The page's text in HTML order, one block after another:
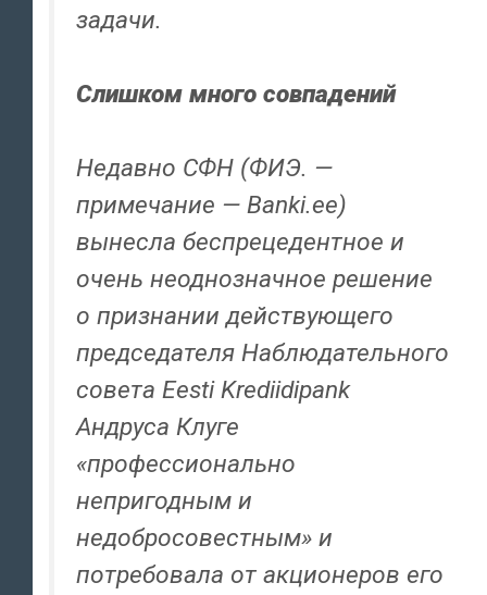
задачи.
Слишком много совпадений
Недавно СФН (ФИЭ. —
примечание — Banki.ee)
вынесла беспрецедентное и
очень неоднозначное решение
о признании действующего
председателя Наблюдательного
совета Eesti Krediidipank
Андруса Клуге
«профессионально
непригодным и
недобросовестным» и
потребовала от акционеров его